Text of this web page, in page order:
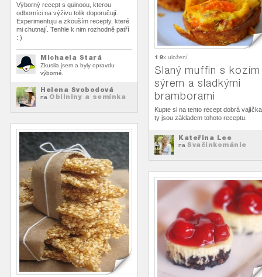
Výborný recept s quinoou, kterou
odborníci na výživu tolik doporučují.
Experimentuju a zkouším recepty, které
mi chutnají. Tenhle k nim rozhodně patří
: )
Michaela Stará
Zkusila jsem a byly opravdu
výborné.
Helena Svobodová
na Obilniny a semínka
19x uložení
Slaný muffin s kozím
sýrem a sladkými
bramborami
Kupte si na tento recept dobrá
ty jsou základem tohoto receptu.
Kateřina Lee
na Svačinkománie